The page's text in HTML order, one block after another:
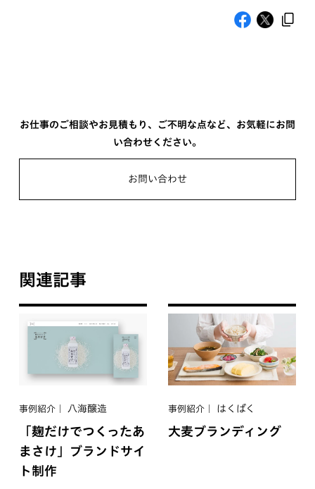
お仕事のご相談やお見積もり、ご不明な点など、お気軽にお問
い合わせください。
お問い合わせ
関連記事
事例紹介 八海醸造
「麹だけでつくったあ
まさけ」ブランドサイ
ト制作
事例紹介 はくばく
大麦ブランディング